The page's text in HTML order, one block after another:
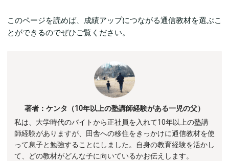
このページを読めば、成績アップにつながる通信教材を選ぶこ
とができるのでぜひご覧ください。
著者：ケンタ（10年以上の塾講師経験がある一児の父）
私は、大学時代のバイトから正社員を入れて10年以上の塾講
師経験がありますが、田舎への移住をきっかけに通信教材を使
って息子と勉強することにしました。自身の教育経験を活かし
て、どの教材がどんな子に向いているかお伝えします。